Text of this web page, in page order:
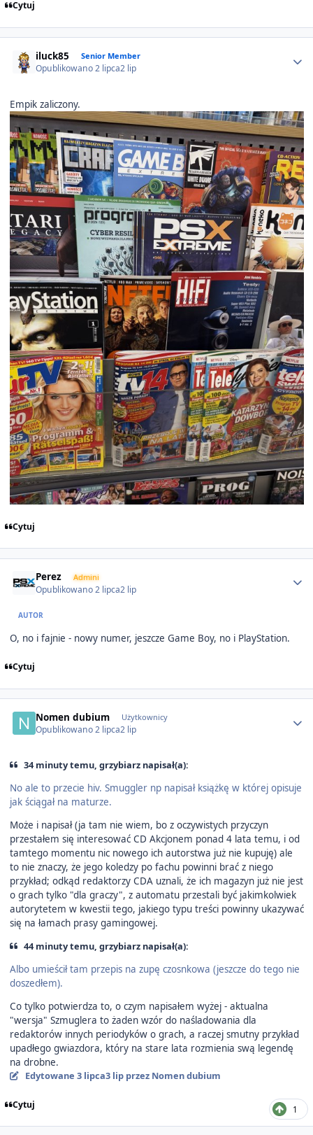
Cytuj
iluck85 Senior Member
Opublikowano2 lipca2 lip
Empik zaliczony.
Cytuj
Perez Admini
Opublikowano2 lipca2 lip
AUTOR
O, no i fajnie - nowy numer, jeszcze Game Boy, no i PlayStation.
Cytuj
Nomen dubium Użytkownicy
Opublikowano2 lipca2 lip
34 minuty temu, grzybiarz napisał(a):
No ale to przecie hiv. Smuggler np napisał książkę w której opisuje
jak ściągał na maturze.
Może i napisał (ja tam nie wiem, bo z oczywistych przyczyn
przestałem się interesować CD Akcjonem ponad 4 lata temu, i od
tamtego momentu nic nowego ich autorstwa już nie kupuję) ale
to nie znaczy, że jego koledzy po fachu powinni brać z niego
przykład; odkąd redaktorzy CDA uznali, że ich magazyn już nie jest
o grach tylko "dla graczy", z automatu przestali być jakimkolwiek
autorytetem w kwestii tego, jakiego typu treści powinny ukazywać
się na łamach prasy gamingowej.
44 minuty temu, grzybiarz napisał(a):
Albo umieścił tam przepis na zupę czosnkowa (jeszcze do tego nie
doszedłem).
Co tylko potwierdza to, o czym napisałem wyżej - aktualna
"wersja" Szmuglera to żaden wzór do naśladowania dla
redaktorów innych periodyków o grach, a raczej smutny przykład
upadłego gwiazdora, który na stare lata rozmienia swą legendę
na drobne.
Edytowane 3 lipca3 lipprzez Nomen dubium
Cytuj 1